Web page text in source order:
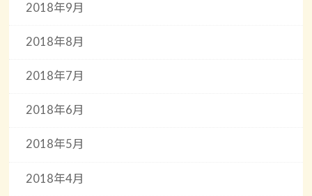
2018年9月
2018年8月
2018年7月
2018年6月
2018年5月
2018年4月